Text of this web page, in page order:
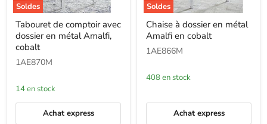
Soldes
Tabouret
de
comptoir
avec
en
Amalfi,
cobalt
Tabouret de comptoir avec
dossier en métal Amalfi,
cobalt
1AE870M
14 en stock
Achat express
Soldes
Chaise
à
dossier
en
métal
en
cobalt
Chaise à dossier en métal
Amalfi en cobalt
1AE866M
408 en stock
Achat express